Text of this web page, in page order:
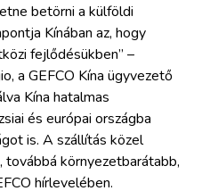
betörni a külföldi
Kínában az, hogy
fejlődésükben” –
a GEFCO Kína ügyvezető
Kína hatalmas
és európai országba
is. A szállítás közel
továbbá környezetbarátabb,
hírlevelében.